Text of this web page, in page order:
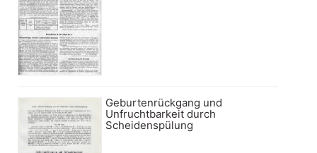
Geburtenrückgang und
Unfruchtbarkeit durch
Scheidenspülung